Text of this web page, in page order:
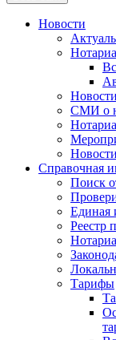
Новости
СМИ о
Справочная
Поиск
Единая
Реестр
Тарифы